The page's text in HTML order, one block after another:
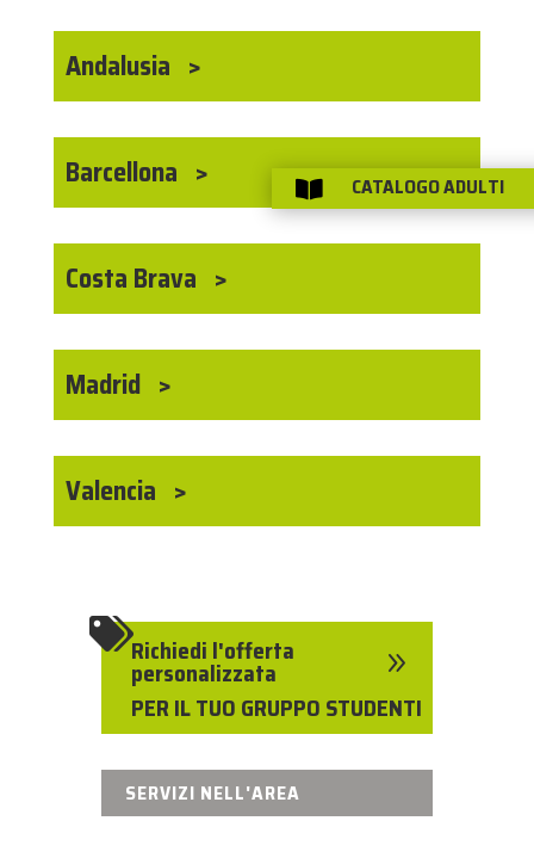
Andalusia
Barcellona
Costa Brava
Madrid
Valencia
Richiedi l'offerta
personalizzata
PER IL TUO GRUPPO STUDENTI
9
SERVIZI NELL'AREA
 CATALOGO ADULTI